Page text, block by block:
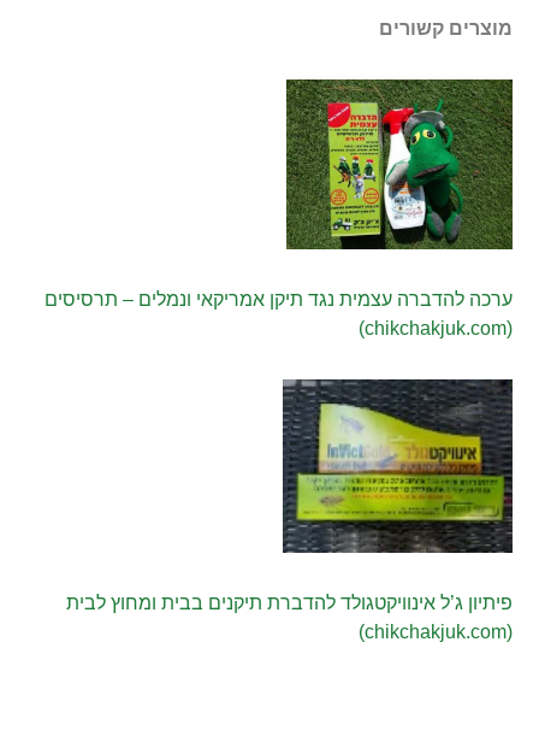
מוצרים קשורים
ערכה להדברה עצמית נגד תיקן אמריקאי ונמלים – תרסיסים
(chikchakjuk.com)
פיתיון ג’ל אינוויקטגולד להדברת תיקנים בבית ומחוץ לבית
(chikchakjuk.com)